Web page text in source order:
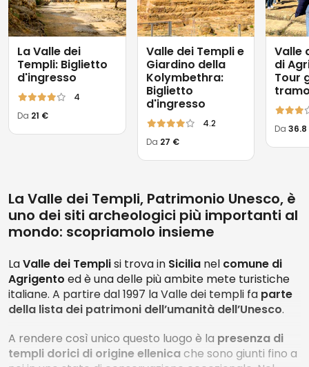
La Valle dei
Templi: Biglietto
d'ingresso
4
Da 21 €
Valle dei Templi e
Giardino della
Kolymbethra:
Biglietto
d'ingresso
4.2
Da 27 €
Valle
di
Tour
Da
La Valle dei Templi, Patrimonio Unesco, è
uno dei siti archeologici più importanti al
mondo: scopriamolo insieme
LaValle dei Templisi trova in Sicilia nel comune di
Agrigento ed è una delle più ambite mete turistiche
italiane. A partire dal 1997 la Valle dei templi fa parte
della lista dei patrimoni dell’umanità dell’Unesco.
A rendere così unico questo luogo è la presenza di
templi dorici di origine ellenicache sono giunti fino a